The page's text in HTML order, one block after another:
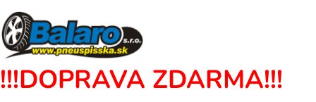
!!!DOPRAVA ZDARMA!!!